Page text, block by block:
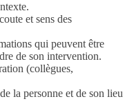
et sens des
qui peuvent être
de son intervention.
(collègues,
la personne et de son lieu